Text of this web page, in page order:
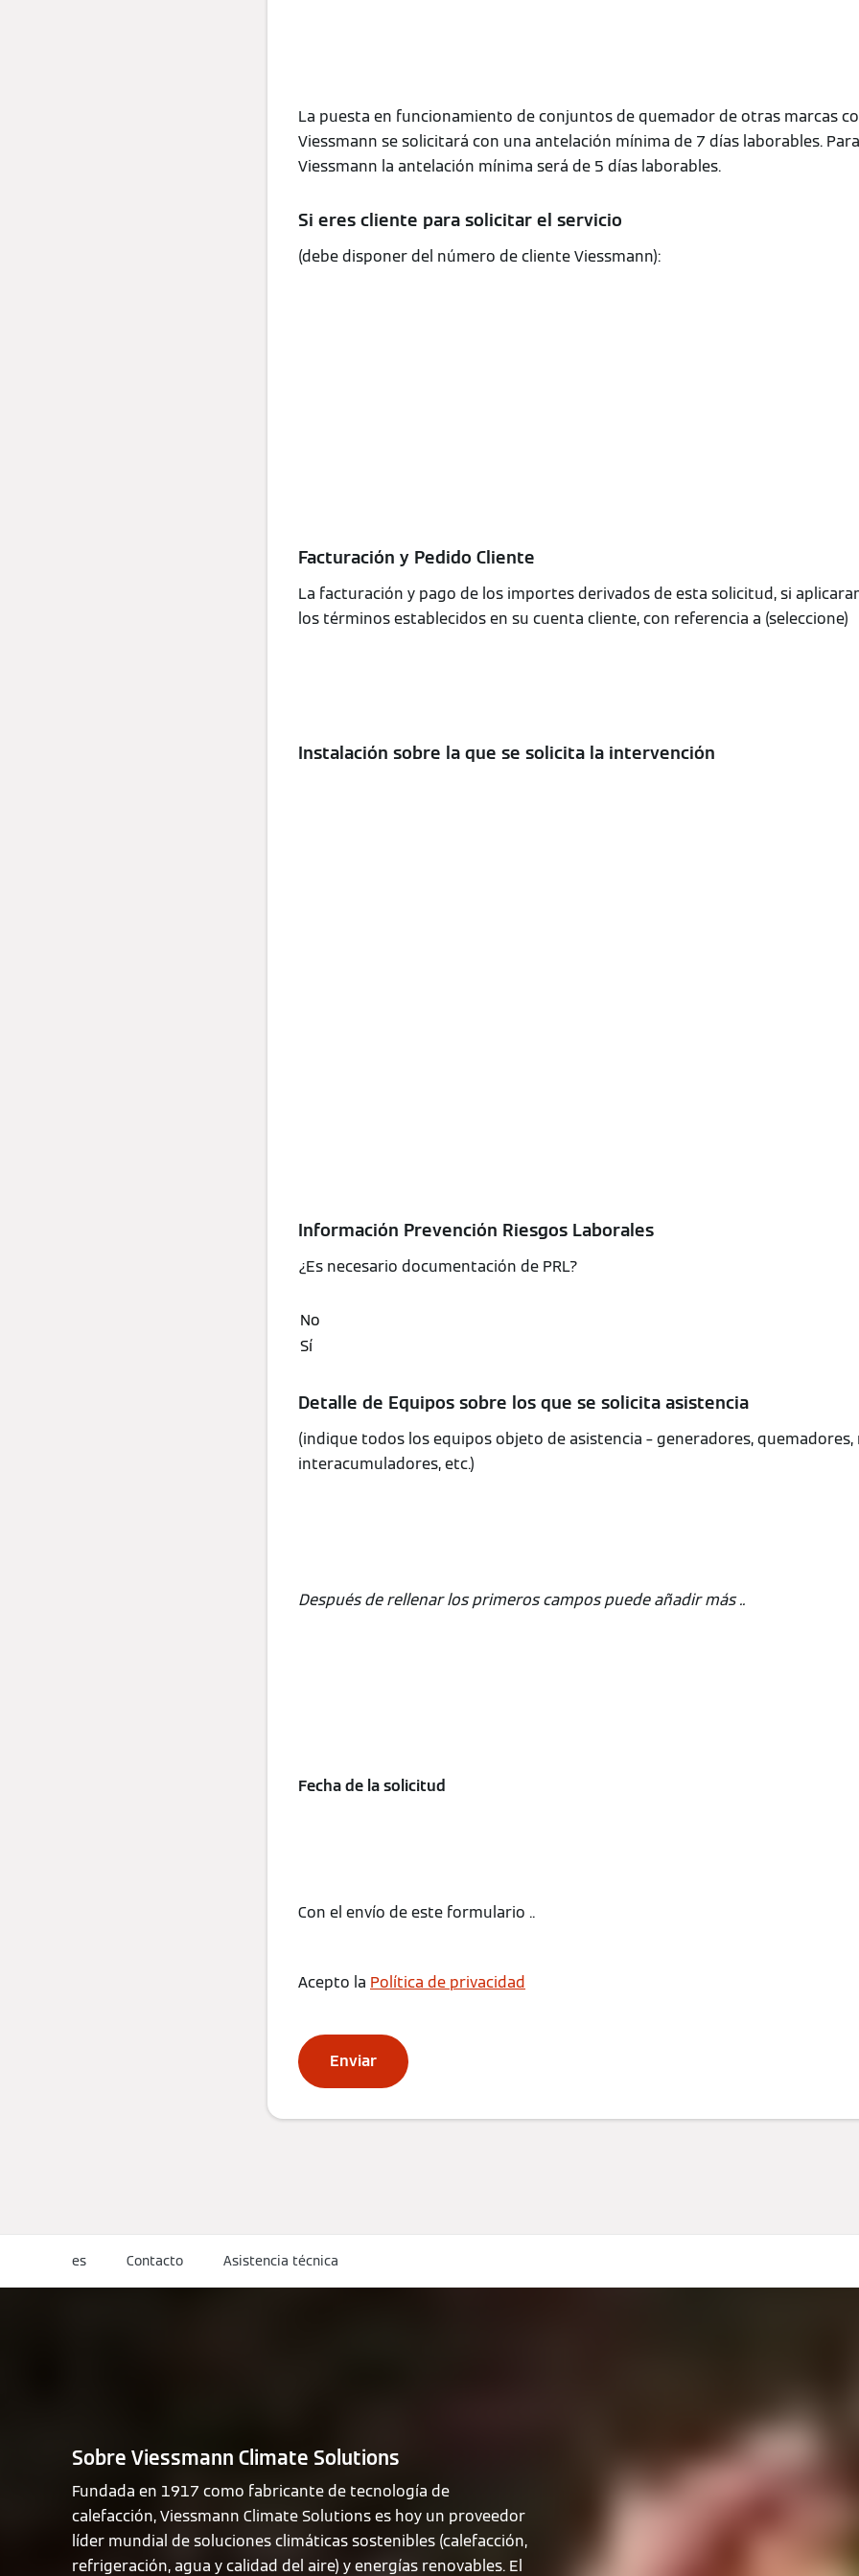
La puesta en funcionamiento de conjuntos de quemador de otras marcas
Viessmann se solicitará con una antelación mínima de 7 días laborables.
Viessmann la antelación mínima será de 5 días laborables.
Si eres cliente para solicitar el servicio
(debe disponer del número de cliente Viessmann):
Facturación y Pedido Cliente
La facturación y pago de los importes derivados de esta solicitud, si
los términos establecidos en su cuenta cliente, con referencia a (seleccione)
Instalación sobre la que se solicita la intervención
Información Prevención Riesgos Laborales
¿Es necesario documentación de PRL?
Detalle de Equipos sobre los que se solicita asistencia
(indique todos los equipos objeto de asistencia – generadores, quemadores,
interacumuladores, etc.)
Después de rellenar los primeros campos puede añadir más ..
Fecha de la solicitud
Con el envío de este formulario ..
Acepto la Política de privacidad
Enviar
es Contacto Asistencia técnica
Sobre Viessmann Climate Solutions
Fundada en 1917 como fabricante de tecnología de
calefacción, Viessmann Climate Solutions es hoy un proveedor
líder mundial de soluciones climáticas sostenibles (calefacción,
refrigeración, agua y calidad del aire) y energías renovables. El